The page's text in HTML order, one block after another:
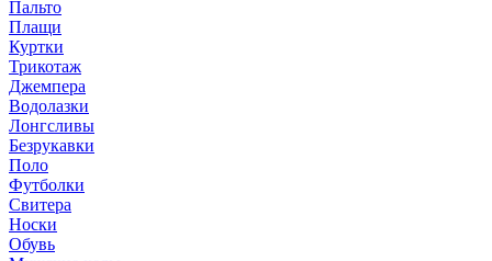
Пальто
Плащи
Куртки
Трикотаж
Джемпера
Водолазки
Лонгсливы
Безрукавки
Поло
Футболки
Свитера
Носки
Обувь